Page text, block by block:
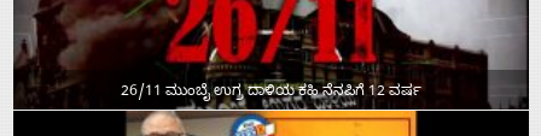
26/11 ಮುಂಬೈ ಉಗ್ರ ದಾಳಿಯ ಕಹಿ ನೆನಪಿಗೆ 12 ವರ್ಷ